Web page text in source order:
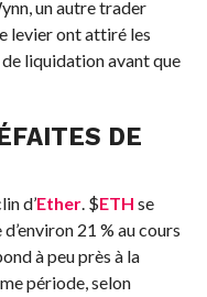
un autre trader
levier ont attiré les
liquidation avant que
DE
d’Ether. $ETH se
21 % au cours
à peu près à la
période, selon